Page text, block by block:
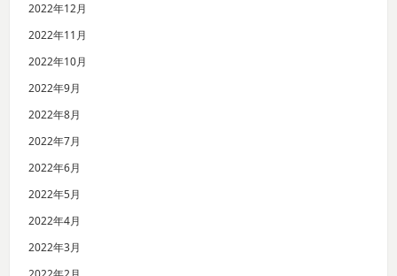
2022年12月
2022年11月
2022年10月
2022年9月
2022年8月
2022年7月
2022年6月
2022年5月
2022年4月
2022年3月